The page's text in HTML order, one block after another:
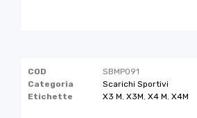
COD
SBMP091
Categoria
Scarichi Sportivi
Etichette
X3 M, X3M, X4 M, X4M